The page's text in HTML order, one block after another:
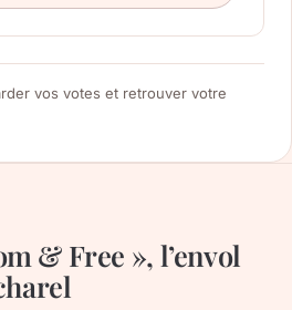
vos votes et retrouver votre
& Free », l’envol